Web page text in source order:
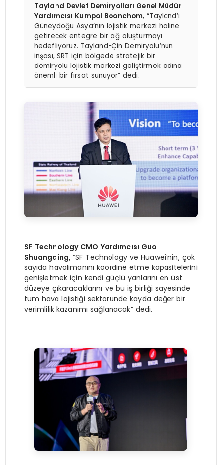
Tayland Devlet Demiryolları Genel Müdür
Yardımcısı Kumpol Boonchom, “Tayland’ı
Güneydoğu Asya’nın lojistik merkezi haline
getirecek entegre bir ağ oluşturmayı
hedefliyoruz. Tayland-Çin Demiryolu’nun
inşası, SRT için bölgede stratejik bir
demiryolu lojistik merkezi geliştirmek adına
önemli bir fırsat sunuyor” dedi.
SF Technology CMO Yardımcısı Guo
Shuangqing,“SF Technology ve Huawei’nin, çok
sayıda havalimanını koordine etme kapasitelerini
genişletmek için kendi güçlü yanlarını en üst
düzeye çıkaracaklarını ve bu iş birliği sayesinde
tüm hava lojistiği sektöründe kayda değer bir
verimlilik kazanımı sağlanacak” dedi.